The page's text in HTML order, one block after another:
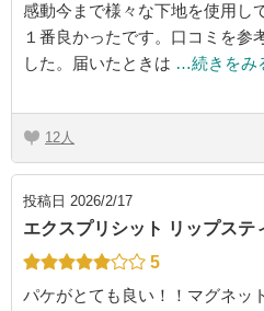
感動今まで様々な下地を使用し
１番良かったです。口コミを参
した。届いたときは …続きをみ
12
投稿日 2026/2/17
エクスプリシット リップステ
5
パケがとても良い！！マグネッ